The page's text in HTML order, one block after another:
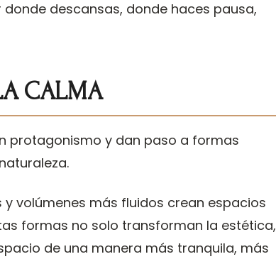
descansas, donde haces pausa,
CALMA
protagonismo y dan paso a formas
volúmenes más fluidos crean espacios
formas no solo transforman la estética,
de una manera más tranquila, más